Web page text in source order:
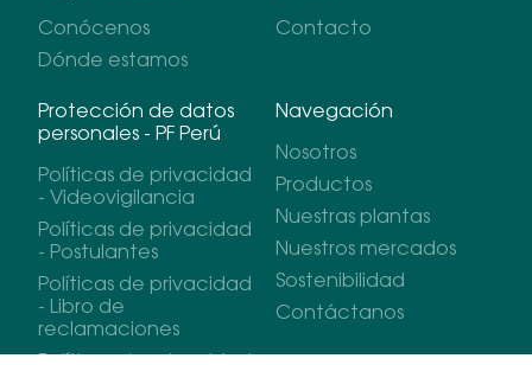
Conócenos
Dónde estamos
Contacto
Protección de datos
personales - PF Perú
Políticas de privacidad
- Videovigilancia
Políticas de privacidad
- Postulantes
Políticas de privacidad
- Libro de
reclamaciones
Navegación
Nosotros
Productos
Nuestras plantas
Nuestros mercados
Sostenibilidad
Contáctanos